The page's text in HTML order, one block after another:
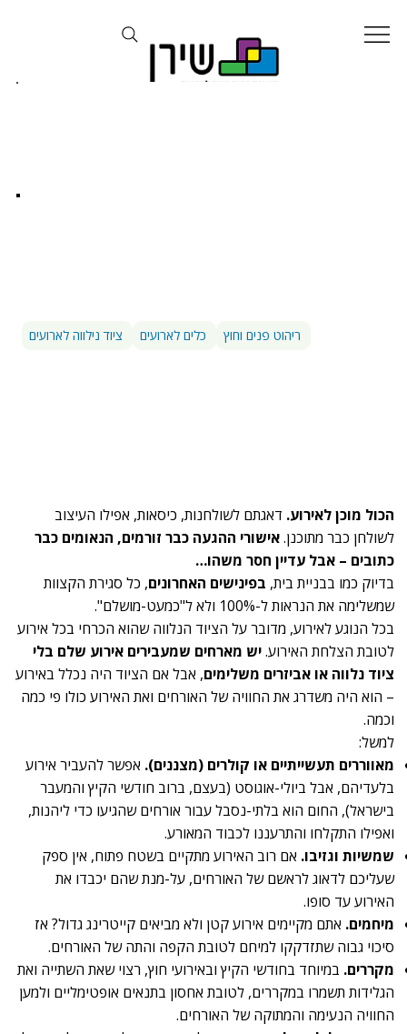
ציוד נילווה לארועים כלים לארועים ריהוט פנים וחוץ
הכול מוכן לאירוע. דאגתם לשולחנות, כיסאות, אפילו העיצוב
לשולחן כבר מתוכנן.אישורי ההגעה כבר זורמים, הנאומים כבר
כתובים – אבל עדיין חסר משהו…
בדיוק כמו בבניית בית, בפינישים האחרונים, כל סגירת הקצוות
שמשלימה את הנראות ל-100% ולא ל"כמעט-מושלם".
בכל הנוגע לאירוע, מדובר על הציוד הנלווה שהוא הכרחי בכל אירוע
לטובת הצלחת האירוע.יש מארחים שמעבירים אירוע שלם בלי
ציוד נלווה או אביזרים משלימים, אבל אם הציוד היה נכלל באירוע
– הוא היה משדרג את החוויה של האורחים ואת האירוע כולו פי כמה
וכמה.
למשל:
מאווררים תעשייתיים או קולרים (מצננים). אפשר להעביר אירוע
בלעדיהם, אבל ביולי-אוגוסט (בעצם, ברוב חודשי הקיץ והמעבר
בישראל), החום הוא בלתי-נסבל עבור אורחים שהגיעו כדי ליהנות,
ואפילו התקלחו והתרעננו לכבוד המאורע.
שמשיות וגזיבו. אם רוב האירוע מתקיים בשטח פתוח, אין ספק
שעליכם לדאוג לראשם של האורחים, על-מנת שהם יכבדו את
האירוע עד סופו.
מיחמים. אתם מקיימים אירוע קטן ולא מביאים קייטרינג גדול? אז
סיכוי גבוה שתזדקקו למיחם לטובת הקפה והתה של האורחים.
מקררים. במיוחד בחודשי הקיץ ובאירועי חוץ, רצוי שאת השתייה ואת
הגלידות תשמרו במקררים, לטובת אחסון בתנאים אופטימליים ולמען
החוויה הנעימה והמתוקה של האורחים.